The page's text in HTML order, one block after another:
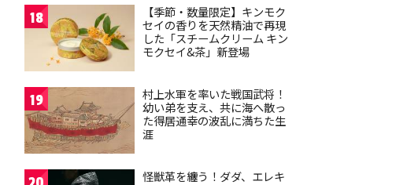
18
【季節・数量限定】キンモク
セイの香りを天然精油で再現
した「スチームクリーム キン
モクセイ&茶」新登場
19
村上水軍を率いた戦国武将！
幼い弟を支え、共に海へ散っ
た得居通幸の波乱に満ちた生
涯
怪獣革を纏う！ダダ、エレキ